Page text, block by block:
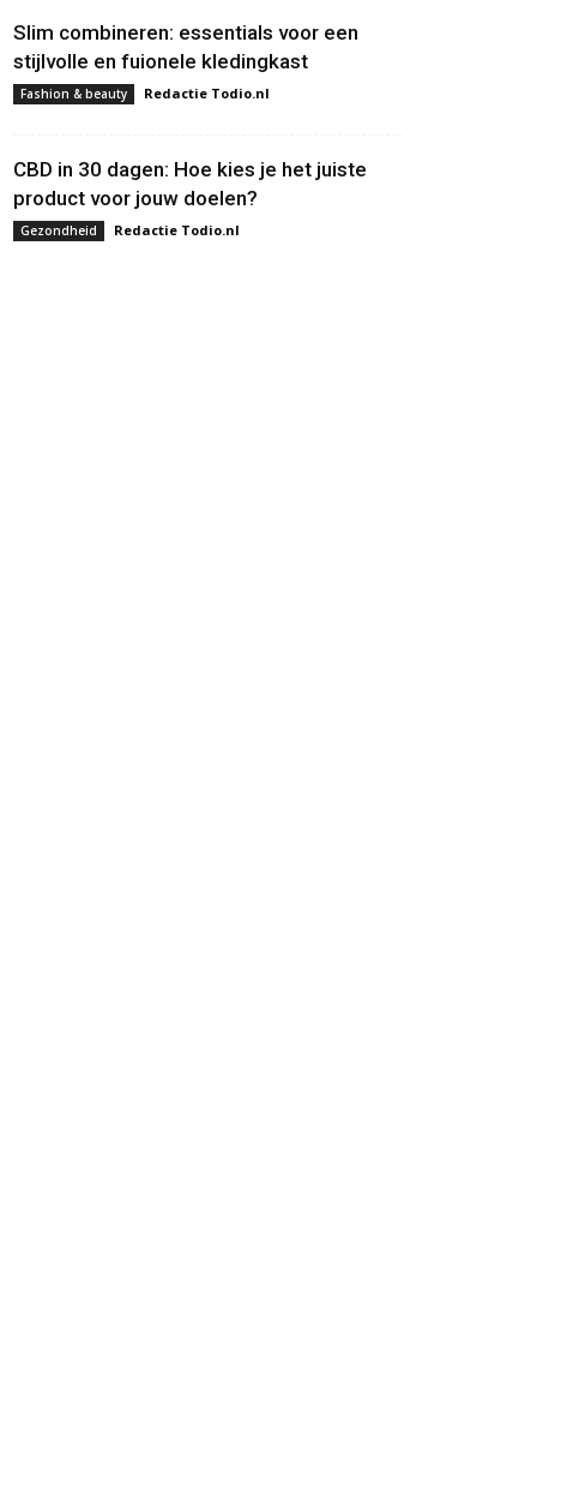
Slim combineren: essentials voor een
stijlvolle en fuionele kledingkast
Fashion & beauty Redactie Todio.nl
CBD in 30 dagen: Hoe kies je het juiste
product voor jouw doelen?
Gezondheid Redactie Todio.nl